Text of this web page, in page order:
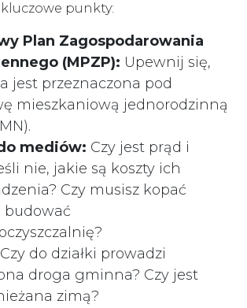
punkty:
Plan Zagospodarowania
(MPZP): Upewnij się,
jest przeznaczona pod
mieszkaniową jednorodzinną
mediów: Czy jest prąd i
nie, jakie są koszty ich
Czy musisz kopać
budować
Czy do działki prowadzi
droga gminna? Czy jest
zimą?